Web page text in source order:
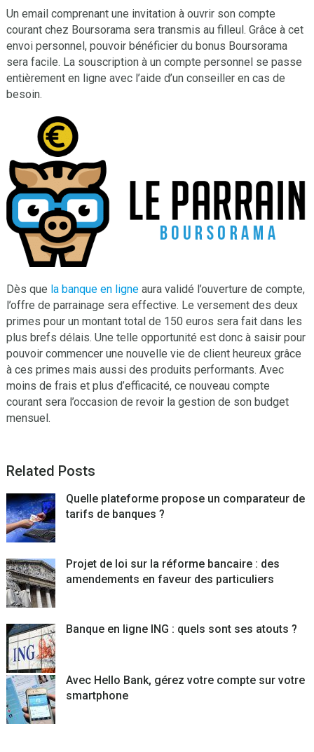
Un email comprenant une invitation à ouvrir son compte
courant chez Boursorama sera transmis au filleul. Grâce à cet
envoi personnel, pouvoir bénéficier du bonus Boursorama
sera facile. La souscription à un compte personnel se passe
entièrement en ligne avec l’aide d’un conseiller en cas de
besoin.
Dès que la banque en ligneaura validé l’ouverture de compte,
l’offre de parrainage sera effective. Le versement des deux
primes pour un montant total de 150 euros sera fait dans les
plus brefs délais. Une telle opportunité est donc à saisir pour
pouvoir commencer une nouvelle vie de client heureux grâce
à ces primes mais aussi des produits performants. Avec
moins de frais et plus d’efficacité, ce nouveau compte
courant sera l’occasion de revoir la gestion de son budget
mensuel.
Related Posts
Quelle plateforme propose un comparateur de
tarifs de banques ?
Projet de loi sur la réforme bancaire : des
amendements en faveur des particuliers
Banque en ligne ING : quels sont ses atouts ?
Avec Hello Bank, gérez votre compte sur votre
smartphone